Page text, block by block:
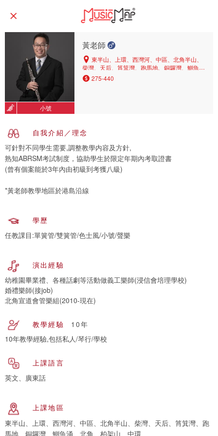
小號
黃老師
東半山、上環、西灣河、中區、北角半山、
柴灣、天后、筲箕灣、跑馬地、銅鑼灣、鰂魚
涌、北角、柏架山、中環
275-440
自我介紹／理念
可針對不同學生需要,調整教學内容及方針,
熟知ABRSM考試制度，協助學生於限定年期內考取證書
(曾有個案能於3年內由初級到考獲八級)
*黃老師教學地區於港島沿線
學歷
任教課目:單簧管/雙簧管/色士風/小號/聲樂
演出經驗
幼稚園畢業禮、各種話劇等活動做義工樂師(浸信會培理學校)
婚禮樂師(接job)
北角宣道會管樂組(2010-現在)
教學經驗
10年
10年教學經驗,包括私人/琴行/學校
上課語言
英文、廣東話
上課地區
東半山、上環、西灣河、中區、北角半山、柴灣、天后、筲箕灣、跑
馬地、銅鑼灣、鰂魚涌、北角、柏架山、中環